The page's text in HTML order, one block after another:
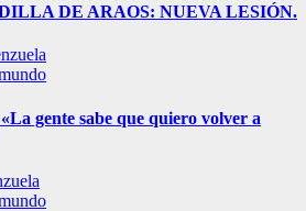
DE ARAOS: NUEVA LESIÓN.
gente sabe que quiero volver a